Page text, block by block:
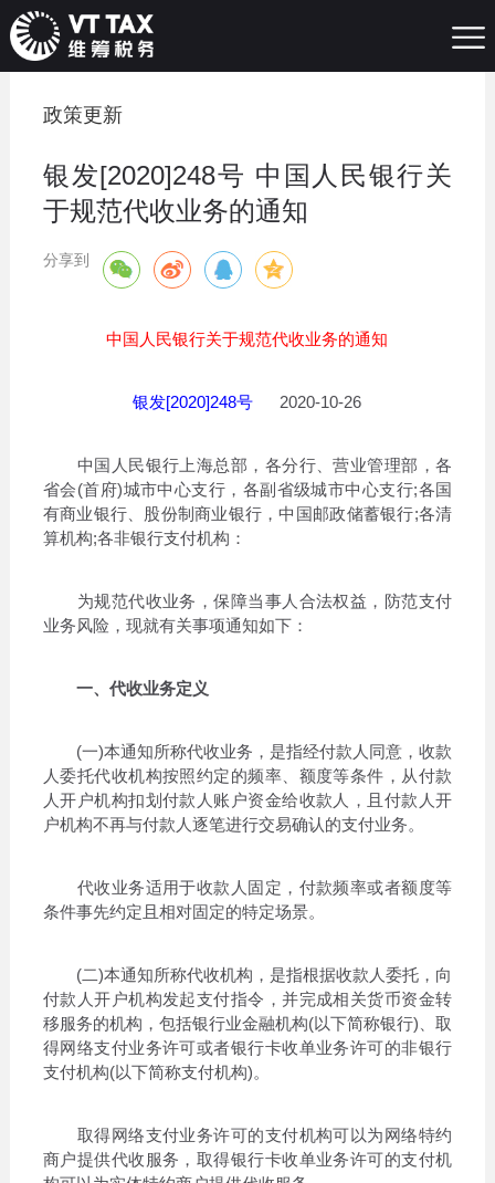
政策更新
银发[2020]248号 中国人民银行关
于规范代收业务的通知
分享到
中国人民银行关于规范代收业务的通知
银发[2020]248号 2020-10-26
中国人民银行上海总部，各分行、营业管理部，各
省会(首府)城市中心支行，各副省级城市中心支行;各国
有商业银行、股份制商业银行，中国邮政储蓄银行;各清
算机构;各非银行支付机构：
为规范代收业务，保障当事人合法权益，防范支付
业务风险，现就有关事项通知如下：
一、代收业务定义
(一)本通知所称代收业务，是指经付款人同意，收款
人委托代收机构按照约定的频率、额度等条件，从付款
人开户机构扣划付款人账户资金给收款人，且付款人开
户机构不再与付款人逐笔进行交易确认的支付业务。
代收业务适用于收款人固定，付款频率或者额度等
条件事先约定且相对固定的特定场景。
(二)本通知所称代收机构，是指根据收款人委托，向
付款人开户机构发起支付指令，并完成相关货币资金转
移服务的机构，包括银行业金融机构(以下简称银行)、取
得网络支付业务许可或者银行卡收单业务许可的非银行
支付机构(以下简称支付机构)。
取得网络支付业务许可的支付机构可以为网络特约
商户提供代收服务，取得银行卡收单业务许可的支付机